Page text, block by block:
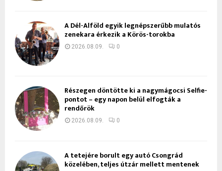
A Dél-Alföld egyik legnépszerűbb mulatós
zenekara érkezik a Körös-torokba
2026.08.09. 0
Részegen döntötte ki a nagymágocsi Selfie-
pontot – egy napon belül elfogták a
rendőrök
2026.08.09. 0
A tetejére borult egy autó Csongrád
közelében, teljes útzár mellett mentenek